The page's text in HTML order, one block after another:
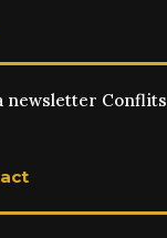
newsletter Conflits